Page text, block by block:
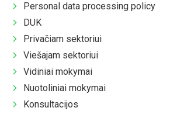
Personal data processing policy
DUK
Privačiam sektoriui
Viešajam sektoriui
Vidiniai mokymai
Nuotoliniai mokymai
Konsultacijos